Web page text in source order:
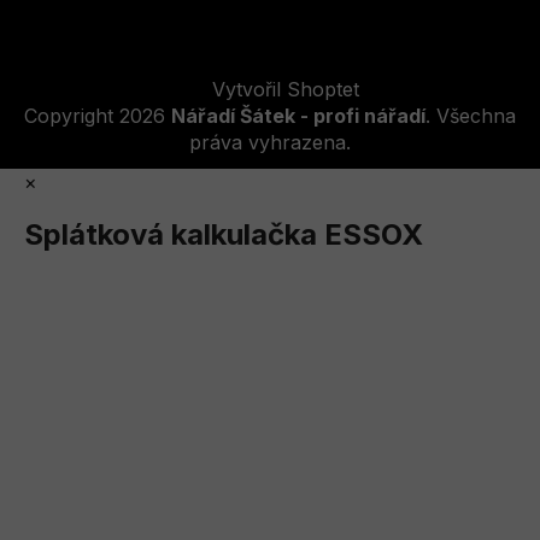
Vytvořil Shoptet
Copyright 2026 Nářadí Šátek - profi nářadí. Všechna
práva vyhrazena.
×
Splátková kalkulačka ESSOX